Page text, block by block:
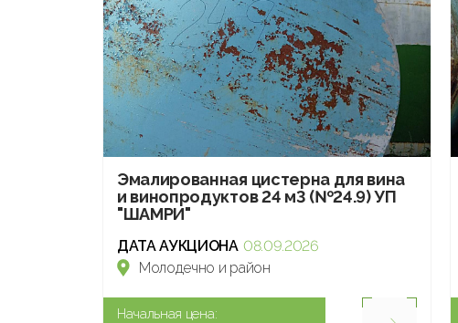
Эмалированная цистерна для вина
и винопродуктов 24 м3 (№24.9) УП
"ШАМРИ"
ДАТА АУКЦИОНА 08.09.2026
Молодечно и район
Начальная цена: